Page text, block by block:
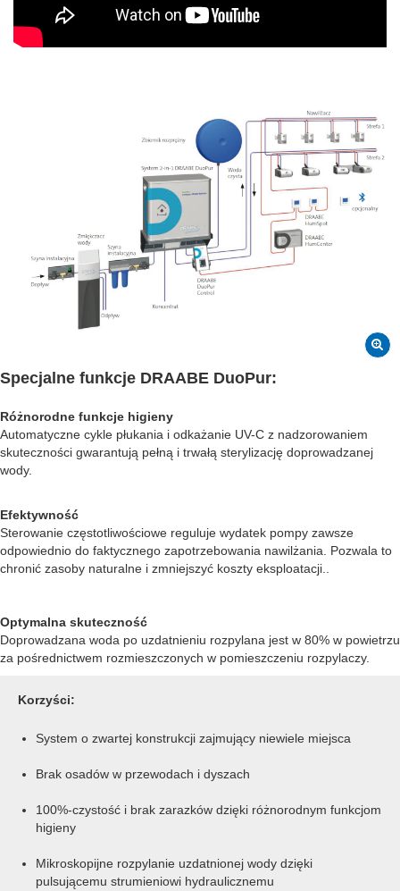
Specjalne funkcje DRAABE DuoPur:
Różnorodne funkcje higieny
Automatyczne cykle płukania i odkażanie UV-C z nadzorowaniem
skuteczności gwarantują pełną i trwałą sterylizację doprowadzanej
wody.
Efektywność
Sterowanie częstotliwościowe reguluje wydatek pompy zawsze
odpowiednio do faktycznego zapotrzebowania nawilżania. Pozwala to
chronić zasoby naturalne i zmniejszyć koszty eksploatacji..
Optymalna skuteczność
Doprowadzana woda po uzdatnieniu rozpylana jest w 80% w powietrzu
za pośrednictwem rozmieszczonych w pomieszczeniu rozpylaczy.
Korzyści:
System o zwartej konstrukcji zajmujący niewiele miejsca
Brak osadów w przewodach i dyszach
100%-czystość i brak zarazków dzięki różnorodnym funkcjom
higieny
Mikroskopijne rozpylanie uzdatnionej wody dzięki
pulsującemu strumieniowi hydraulicznemu